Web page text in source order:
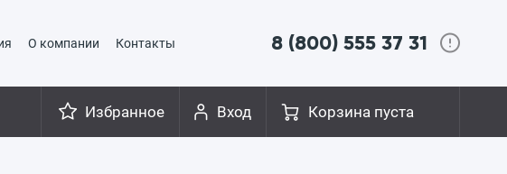
О компании Контакты 8 (800) 555 37 31
Корзина пуста
Вход
Избранное